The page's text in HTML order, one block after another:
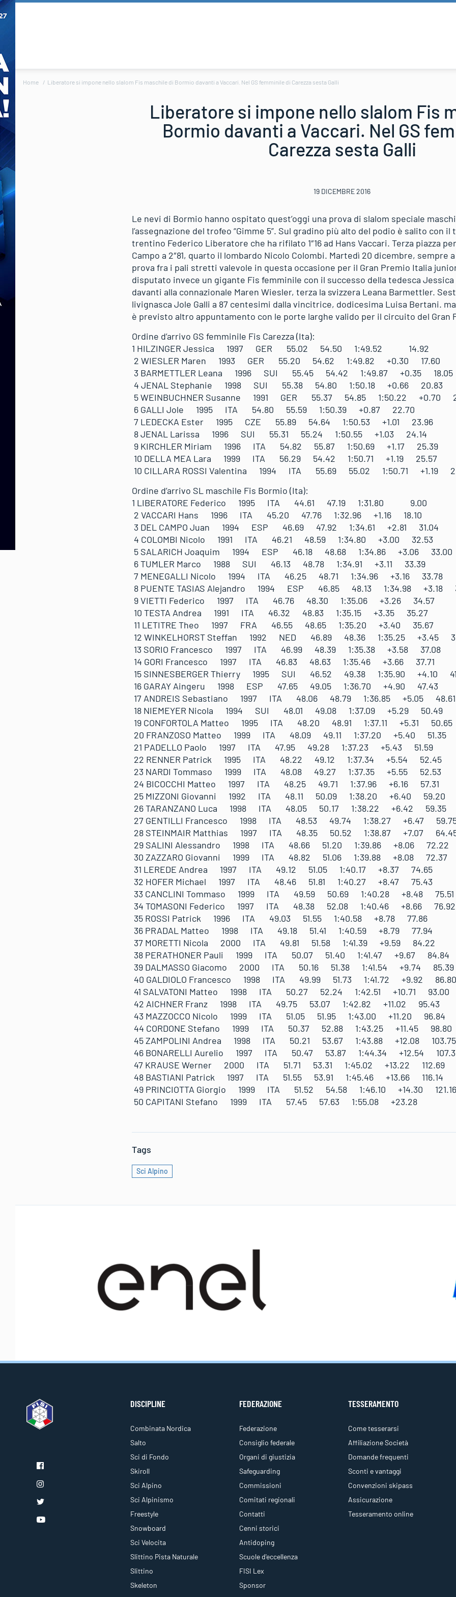
Home Liberatore si impone nello slalom Fis maschile di Bormio davanti a Vaccari. Nel GS femminile di Carezza sesta Galli
Liberatore si impone nello slalom Fis
Bormio davanti a Vaccari. Nel GS
Carezza sesta Galli
19 DICEMBRE 2016
Le nevi di Bormio hanno ospitato quest’oggi una prova di slalom speciale
l’assegnazione del trofeo “Gimme 5”. Sul gradino più alto del podio è salito con il
trentino Federico Liberatore che ha rifilato 1″16 ad Hans Vaccari. Terza piazza
Campo a 2″81, quarto il lombardo Nicolo Colombi. Martedì 20 dicembre, sempre
prova fra i pali stretti valevole in questa occasione per il Gran Premio Italia
disputato invece un gigante Fis femminile con il successo della tedesca Jessica
davanti alla connazionale Maren Wiesler, terza la svizzera Leana Barmettler.
livignasca Jole Galli a 87 centesimi dalla vincitrice, dodicesima Luisa Bertani.
è previsto altro appuntamento con le porte larghe valido per il circuito del Gran
Ordine d’arrivo GS femminile Fis Carezza (Ita):
1 HILZINGER Jessica 1997 GER 55.02 54.50 1:49.52 14.92
2 WIESLER Maren 1993 GER 55.20 54.62 1:49.82 +0.30 17.60
3 BARMETTLER Leana 1996 SUI 55.45 54.42 1:49.87 +0.35 18.05
4 JENAL Stephanie 1998 SUI 55.38 54.80 1:50.18 +0.66 20.83
5 WEINBUCHNER Susanne 1991 GER 55.37 54.85 1:50.22 +0.70
6 GALLI Jole 1995 ITA 54.80 55.59 1:50.39 +0.87 22.70
7 LEDECKA Ester 1995 CZE 55.89 54.64 1:50.53 +1.01 23.96
8 JENAL Larissa 1996 SUI 55.31 55.24 1:50.55 +1.03 24.14
9 KIRCHLER Miriam 1996 ITA 54.82 55.87 1:50.69 +1.17 25.39
10 DELLA MEA Lara 1999 ITA 56.29 54.42 1:50.71 +1.19 25.57
10 CILLARA ROSSI Valentina 1994 ITA 55.69 55.02 1:50.71 +1.19
Ordine d’arrivo SL maschile Fis Bormio (Ita):
1 LIBERATORE Federico 1995 ITA 44.61 47.19 1:31.80 9.00
2 VACCARI Hans 1996 ITA 45.20 47.76 1:32.96 +1.16 18.10
3 DEL CAMPO Juan 1994 ESP 46.69 47.92 1:34.61 +2.81 31.04
4 COLOMBI Nicolo 1991 ITA 46.21 48.59 1:34.80 +3.00 32.53
5 SALARICH Joaquim 1994 ESP 46.18 48.68 1:34.86 +3.06 33.00
6 TUMLER Marco 1988 SUI 46.13 48.78 1:34.91 +3.11 33.39
7 MENEGALLI Nicolo 1994 ITA 46.25 48.71 1:34.96 +3.16 33.78
8 PUENTE TASIAS Alejandro 1994 ESP 46.85 48.13 1:34.98 +3.18
9 VIETTI Federico 1997 ITA 46.76 48.30 1:35.06 +3.26 34.57
10 TESTA Andrea 1991 ITA 46.32 48.83 1:35.15 +3.35 35.27
11 LETITRE Theo 1997 FRA 46.55 48.65 1:35.20 +3.40 35.67
12 WINKELHORST Steffan 1992 NED 46.89 48.36 1:35.25 +3.45
13 SORIO Francesco 1997 ITA 46.99 48.39 1:35.38 +3.58 37.08
14 GORI Francesco 1997 ITA 46.83 48.63 1:35.46 +3.66 37.71
15 SINNESBERGER Thierry 1995 SUI 46.52 49.38 1:35.90 +4.10
16 GARAY Aingeru 1998 ESP 47.65 49.05 1:36.70 +4.90 47.43
17 ANDREIS Sebastiano 1997 ITA 48.06 48.79 1:36.85 +5.05 48.61
18 NIEMEYER Nicola 1994 SUI 48.01 49.08 1:37.09 +5.29 50.49
19 CONFORTOLA Matteo 1995 ITA 48.20 48.91 1:37.11 +5.31 50.65
20 FRANZOSO Matteo 1999 ITA 48.09 49.11 1:37.20 +5.40 51.35
21 PADELLO Paolo 1997 ITA 47.95 49.28 1:37.23 +5.43 51.59
22 RENNER Patrick 1995 ITA 48.22 49.12 1:37.34 +5.54 52.45
23 NARDI Tommaso 1999 ITA 48.08 49.27 1:37.35 +5.55 52.53
24 BICOCCHI Matteo 1997 ITA 48.25 49.71 1:37.96 +6.16 57.31
25 MIZZONI Giovanni 1992 ITA 48.11 50.09 1:38.20 +6.40 59.20
26 TARANZANO Luca 1998 ITA 48.05 50.17 1:38.22 +6.42 59.35
27 GENTILLI Francesco 1998 ITA 48.53 49.74 1:38.27 +6.47
28 STEINMAIR Matthias 1997 ITA 48.35 50.52 1:38.87 +7.07
29 SALINI Alessandro 1998 ITA 48.66 51.20 1:39.86 +8.06 72.22
30 ZAZZARO Giovanni 1999 ITA 48.82 51.06 1:39.88 +8.08 72.37
31 LEREDE Andrea 1997 ITA 49.12 51.05 1:40.17 +8.37 74.65
32 HOFER Michael 1997 ITA 48.46 51.81 1:40.27 +8.47 75.43
33 CANCLINI Tommaso 1999 ITA 49.59 50.69 1:40.28 +8.48 75.51
34 TOMASONI Federico 1997 ITA 48.38 52.08 1:40.46 +8.66 76.92
35 ROSSI Patrick 1996 ITA 49.03 51.55 1:40.58 +8.78 77.86
36 PRADAL Matteo 1998 ITA 49.18 51.41 1:40.59 +8.79 77.94
37 MORETTI Nicola 2000 ITA 49.81 51.58 1:41.39 +9.59 84.22
38 PERATHONER Pauli 1999 ITA 50.07 51.40 1:41.47 +9.67 84.84
39 DALMASSO Giacomo 2000 ITA 50.16 51.38 1:41.54 +9.74 85.39
40 GALDIOLO Francesco 1998 ITA 49.99 51.73 1:41.72 +9.92 86.80
41 SALVATONI Matteo 1998 ITA 50.27 52.24 1:42.51 +10.71 93.00
42 AICHNER Franz 1998 ITA 49.75 53.07 1:42.82 +11.02 95.43
43 MAZZOCCO Nicolo 1999 ITA 51.05 51.95 1:43.00 +11.20 96.84
44 CORDONE Stefano 1999 ITA 50.37 52.88 1:43.25 +11.45 98.80
45 ZAMPOLINI Andrea 1998 ITA 50.21 53.67 1:43.88 +12.08 103.75
46 BONARELLI Aurelio 1997 ITA 50.47 53.87 1:44.34 +12.54
47 KRAUSE Werner 2000 ITA 51.71 53.31 1:45.02 +13.22 112.69
48 BASTIANI Patrick 1997 ITA 51.55 53.91 1:45.46 +13.66 116.14
49 PRINCIOTTA Giorgio 1999 ITA 51.52 54.58 1:46.10 +14.30 121.16
50 CAPITANI Stefano 1999 ITA 57.45 57.63 1:55.08 +23.28
Tags
Sci Alpino
DISCIPLINE
Combinata Nordica
Salto
Sci di Fondo
Skiroll
Sci Alpino
Sci Alpinismo
Freestyle
Snowboard
Sci Velocita
Slittino Pista Naturale
Slittino
Skeleton
FEDERAZIONE
Federazione
Consiglio federale
Organi di giustizia
Safeguarding
Commissioni
Comitati regionali
Contatti
Cenni storici
Antidoping
Scuole d'eccellenza
FISI Lex
Sponsor
TESSERAMENTO
Come tesserarsi
Affiliazione Società
Domande frequenti
Sconti e vantaggi
Convenzioni skipass
Assicurazione
Tesseramento online